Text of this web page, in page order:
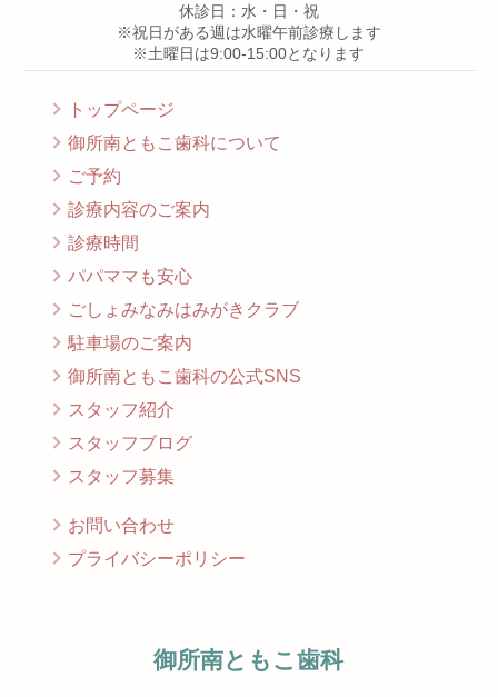
休診日：水・日・祝
※祝日がある週は水曜午前診療します
※土曜日は9:00-15:00となります
トップページ
御所南ともこ歯科について
ご予約
診療内容のご案内
診療時間
パパママも安心
ごしょみなみはみがきクラブ
駐車場のご案内
御所南ともこ歯科の公式SNS
スタッフ紹介
スタッフブログ
スタッフ募集
お問い合わせ
プライバシーポリシー
御所南ともこ歯科